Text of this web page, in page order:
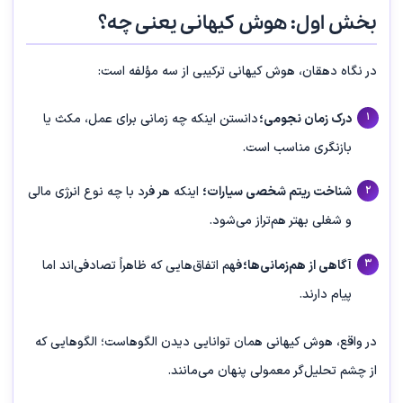
بخش اول: هوش کیهانی یعنی چه؟
در نگاه دهقان، هوش کیهانی ترکیبی از سه مؤلفه است:
درک زمان نجومی؛دانستن اینکه چه زمانی برای عمل، مکث یا
بازنگری مناسب است.
شناخت ریتم شخصی سیارات؛ اینکه هر فرد با چه نوع انرژی مالی
و شغلی بهتر هم‌تراز می‌شود.
آگاهی از هم‌زمانی‌ها؛فهم اتفاق‌هایی که ظاهراً تصادفی‌اند اما
پیام دارند.
در واقع، هوش کیهانی همان توانایی دیدن الگوهاست؛ الگوهایی که
از چشم تحلیل‌گر معمولی پنهان می‌مانند.